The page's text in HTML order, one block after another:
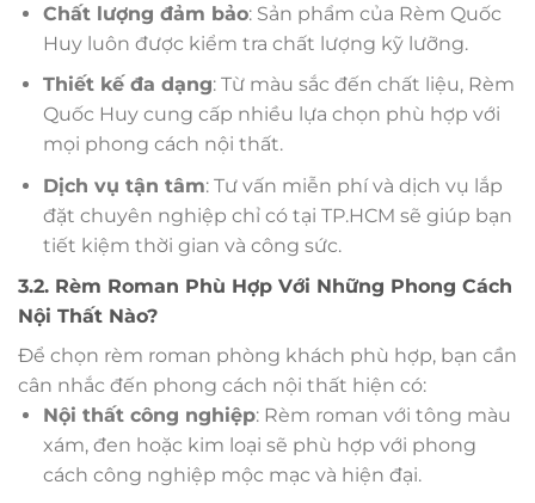
Chất lượng đảm bảo: Sản phẩm của Rèm Quốc
Huy luôn được kiểm tra chất lượng kỹ lưỡng.
Thiết kế đa dạng: Từ màu sắc đến chất liệu, Rèm
Quốc Huy cung cấp nhiều lựa chọn phù hợp với
mọi phong cách nội thất.
Dịch vụ tận tâm: Tư vấn miễn phí và dịch vụ lắp
đặt chuyên nghiệp chỉ có tại TP.HCM sẽ giúp bạn
tiết kiệm thời gian và công sức.
3.2. Rèm Roman Phù Hợp Với Những Phong Cách
Nội Thất Nào?
Để chọn rèm roman phòng khách phù hợp, bạn cần
cân nhắc đến phong cách nội thất hiện có:
Nội thất công nghiệp: Rèm roman với tông màu
xám, đen hoặc kim loại sẽ phù hợp với phong
cách công nghiệp mộc mạc và hiện đại.